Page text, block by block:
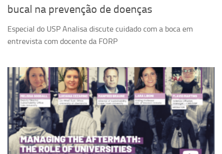
bucal na prevenção de doenças
Especial do USP Analisa discute cuidado com a boca em
entrevista com docente da FORP